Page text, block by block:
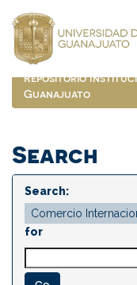
navigation
Repositorio
Guanajuato
Search
Search:
for